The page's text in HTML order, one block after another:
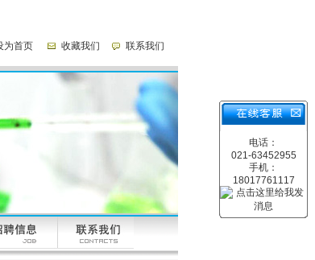
为首页 收藏我们 联系我们
电话：
021-63452955
手机：
18017761117